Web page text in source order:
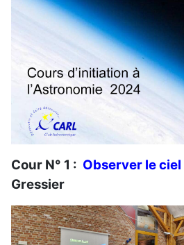
Cour N° 1 : Observer le ciel
Gressier